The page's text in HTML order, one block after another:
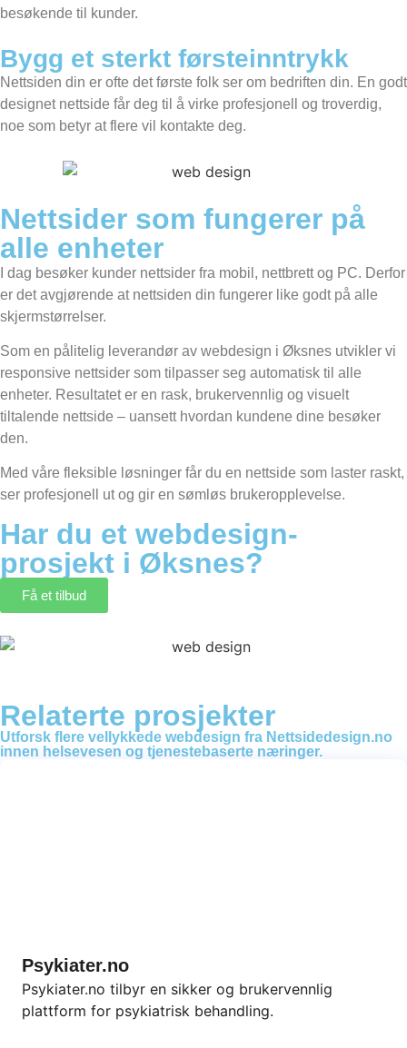
besøkende til kunder.
Bygg et sterkt førsteinntrykk
Nettsiden din er ofte det første folk ser om bedriften din. En godt
designet nettside får deg til å virke profesjonell og troverdig,
noe som betyr at flere vil kontakte deg.
Nettsider som fungerer på
alle enheter
I dag besøker kunder nettsider fra mobil, nettbrett og PC. Derfor
er det avgjørende at nettsiden din fungerer like godt på alle
skjermstørrelser.
Som en pålitelig leverandør av webdesign i Øksnes utvikler vi
responsive nettsider som tilpasser seg automatisk til alle
enheter. Resultatet er en rask, brukervennlig og visuelt
tiltalende nettside – uansett hvordan kundene dine besøker
den.
Med våre fleksible løsninger får du en nettside som laster raskt,
ser profesjonell ut og gir en sømløs brukeropplevelse.
Har du et webdesign-
prosjekt i Øksnes?
Få et tilbud
Relaterte prosjekter
Utforsk flere vellykkede webdesign fra Nettsidedesign.no
innen helsevesen og tjenestebaserte næringer.
Psykiater.no
Psykiater.no tilbyr en sikker og brukervennlig
plattform for psykiatrisk behandling.